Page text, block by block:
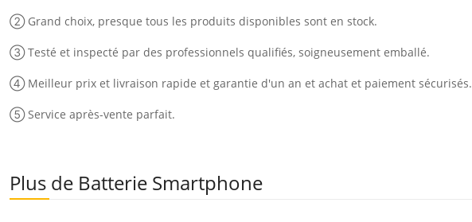
② Grand choix, presque tous les produits disponibles sont en stock.
③ Testé et inspecté par des professionnels qualifiés, soigneusement emballé.
④ Meilleur prix et livraison rapide et garantie d'un an et achat et paiement sécurisés.
⑤ Service après-vente parfait.
Plus de Batterie Smartphone